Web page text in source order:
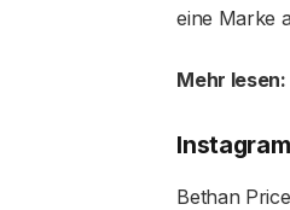
eine Marke
Mehr lesen:
Bethan